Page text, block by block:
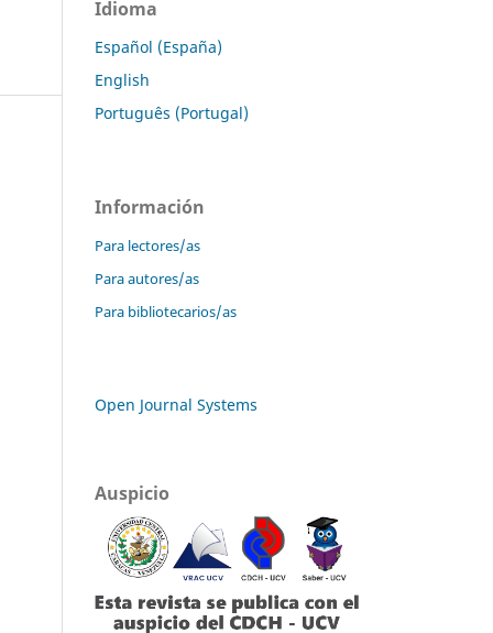
Idioma
Español (España)
English
Português (Portugal)
Información
Para lectores/as
Para autores/as
Para bibliotecarios/as
Open Journal Systems
Auspicio